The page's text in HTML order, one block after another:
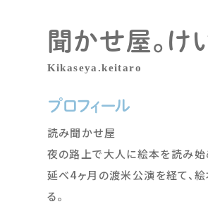
聞かせ屋。け
Kikaseya.keitaro
プロフィール
読み聞かせ屋
夜の路上で大人に絵本を読み始
延べ4ヶ月の渡米公演を経て、
る。